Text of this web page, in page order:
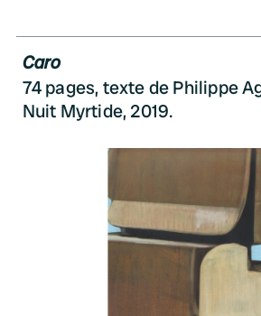
Caro
74 pages, texte de Philippe
Nuit Myrtide, 2019.